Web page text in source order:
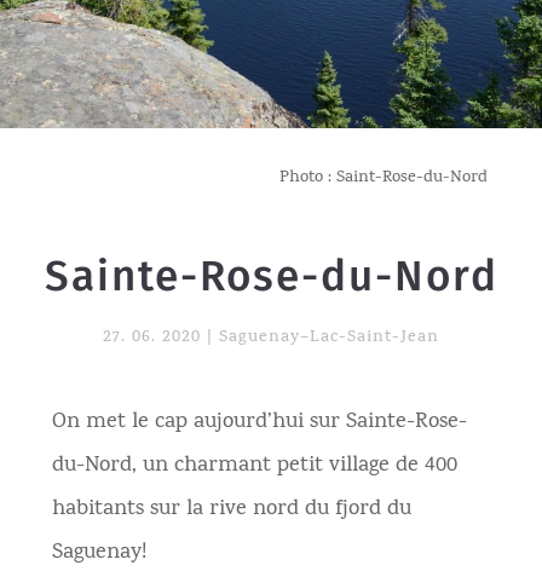
Photo : Saint-Rose-du-Nord
Sainte-Rose-du-Nord
27. 06. 2020 Saguenay–Lac-Saint-Jean
On met le cap aujourd’hui sur Sainte-Rose-
du-Nord, un charmant petit village de 400
habitants sur la rive nord du fjord du
Saguenay!